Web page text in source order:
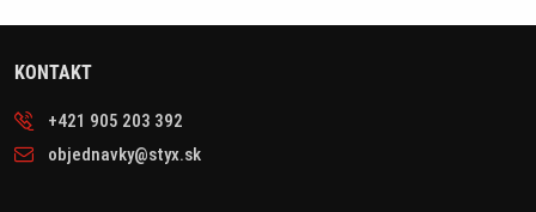
KONTAKT
+421 905 203 392
objednavky@styx.sk